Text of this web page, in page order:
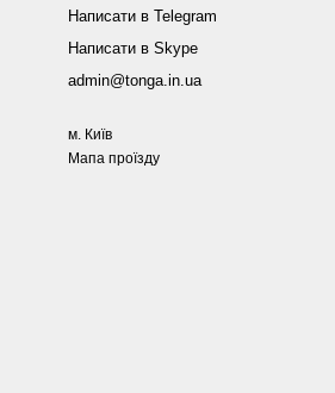
Написати в Telegram
Написати в Skype
admin@tonga.in.ua
м. Київ
Мапа проїзду